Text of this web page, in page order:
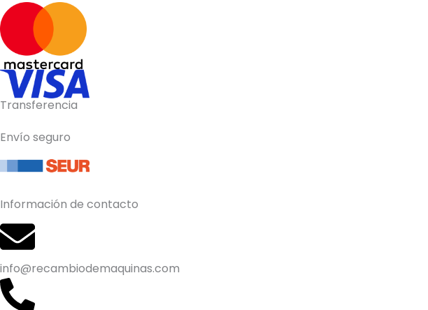
Transferencia
Envío seguro
Información de contacto
info@recambiodemaquinas.com